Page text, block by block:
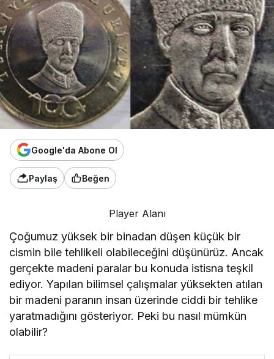
Google'da Abone Ol
Paylaş Beğen
Player Alanı
Çoğumuz yüksek bir binadan düşen küçük bir
cismin bile tehlikeli olabileceğini düşünürüz. Ancak
gerçekte madeni paralar bu konuda istisna teşkil
ediyor. Yapılan bilimsel çalışmalar yüksekten atılan
bir madeni paranın insan üzerinde ciddi bir tehlike
yaratmadığını gösteriyor. Peki bu nasıl mümkün
olabilir?